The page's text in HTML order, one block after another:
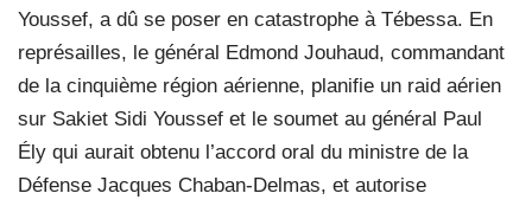
Youssef, a dû se poser en catastrophe à Tébessa. En
représailles, le général Edmond Jouhaud, commandant
de la cinquième région aérienne, planifie un raid aérien
sur Sakiet Sidi Youssef et le soumet au général Paul
Ély qui aurait obtenu l’accord oral du ministre de la
Défense Jacques Chaban-Delmas, et autorise